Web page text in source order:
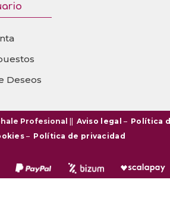
Deseos
Profesional || Aviso legal – Política
– Política de privacidad